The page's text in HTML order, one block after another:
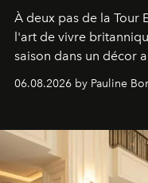
À deux pas de la Tour
l'art de vivre
saison dans un décor
06.08.2026 by Pauline